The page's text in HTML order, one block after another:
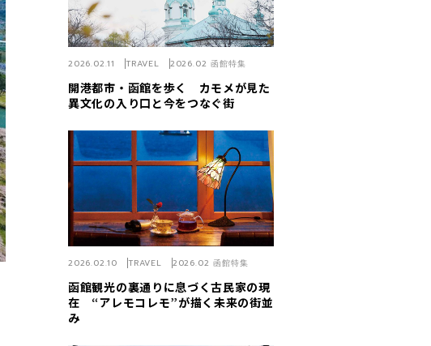
開港都市・函館を歩く カモメが見た
異文化の入り口と今をつなぐ街
2026.02.11 TRAVEL 2026.02 函館特集
函館観光の裏通りに息づく古民家の現
在 “アレモコレモ”が描く未来の街並
み
2026.02.10 TRAVEL 2026.02 函館特集